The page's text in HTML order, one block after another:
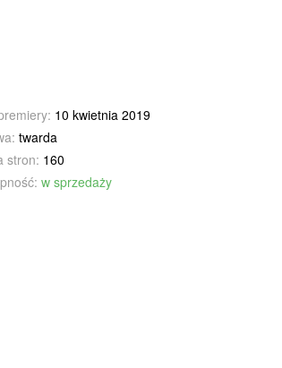
10 kwietnia 2019
twarda
stron: 160
w sprzedaży